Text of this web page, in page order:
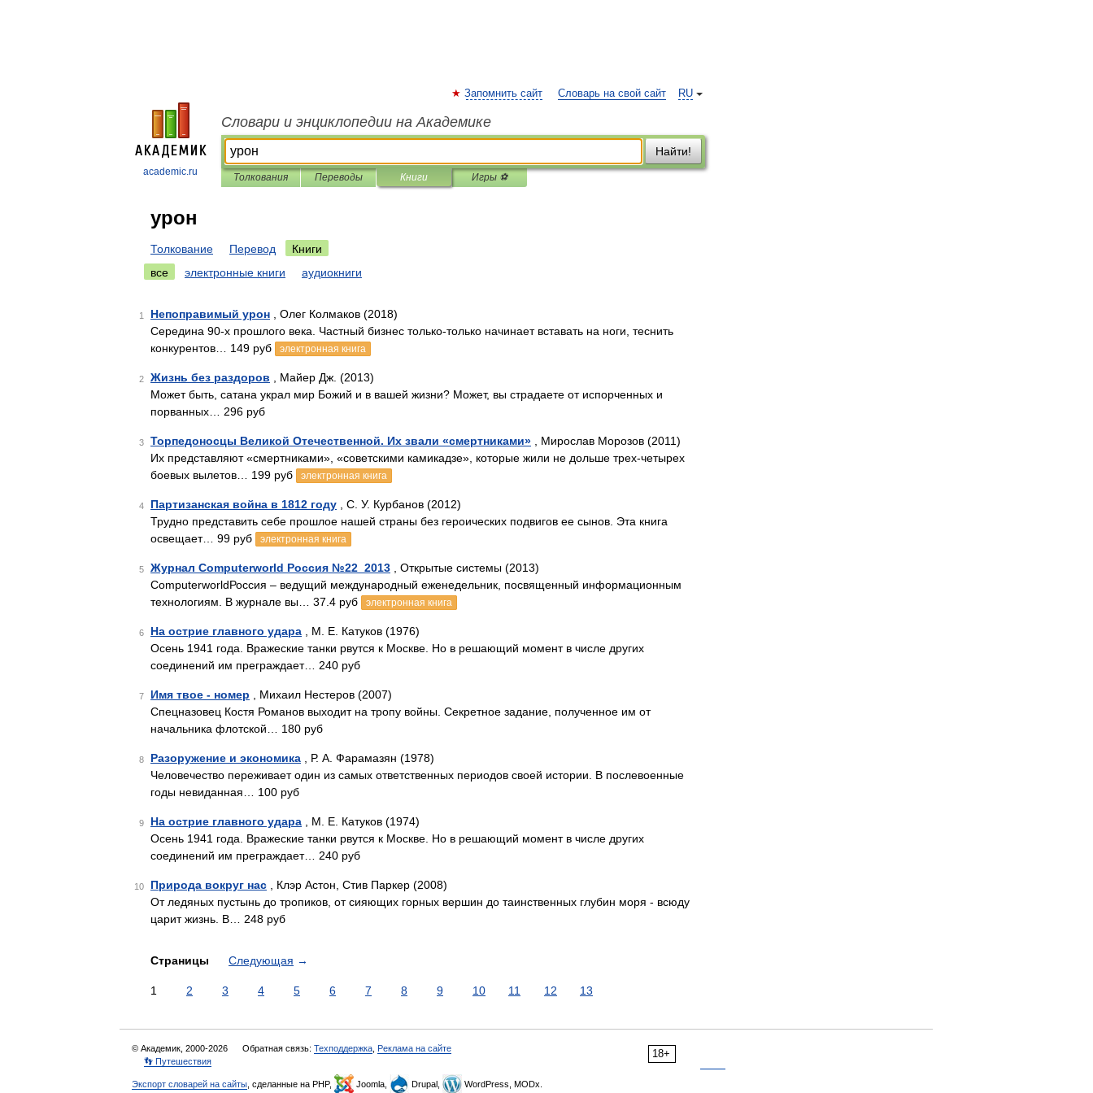
academic.ru
RU
Запомнить сайт Словарь на свой сайт
Словари и энциклопедии на Академике
Найти!
Толкования Переводы Книги Игры ⚽
урон
Толкование Перевод
Книги
все
электронные книги аудиокниги
1 Непоправимый урон , Олег Колмаков (2018)
Середина 90-х прошлого века. Частный бизнес только-только начинает вставать на ноги, теснить
конкурентов… 149 руб
электронная книга
2 Жизнь без раздоров , Майер Дж. (2013)
Может быть, сатана украл мир Божий и в вашей жизни? Может, вы страдаете от испорченных и
порванных… 296 руб
3 Торпедоносцы Великой Отечественной. Их звали «смертниками» , Мирослав Морозов (2011)
Их представляют «смертниками», «советскими камикадзе», которые жили не дольше трех-четырех
боевых вылетов… 199 руб
электронная книга
4 Партизанская война в 1812 году , С. У. Курбанов (2012)
Трудно представить себе прошлое нашей страны без героических подвигов ее сынов. Эта книга
освещает… 99 руб
электронная книга
5 Журнал Computerworld Россия №22_2013 , Открытые системы (2013)
ComputerworldРоссия – ведущий международный еженедельник, посвященный информационным
технологиям. В журнале вы… 37.4 руб
электронная книга
6 На острие главного удара , М. Е. Катуков (1976)
Осень 1941 года. Вражеские танки рвутся к Москве. Но в решающий момент в числе других
соединений им преграждает… 240 руб
7 Имя твое - номер , Михаил Нестеров (2007)
Спецназовец Костя Романов выходит на тропу войны. Секретное задание, полученное им от
начальника флотской… 180 руб
8 Разоружение и экономика , Р. А. Фарамазян (1978)
Человечество переживает один из самых ответственных периодов своей истории. В послевоенные
годы невиданная… 100 руб
9 На острие главного удара , М. Е. Катуков (1974)
Осень 1941 года. Вражеские танки рвутся к Москве. Но в решающий момент в числе других
соединений им преграждает… 240 руб
10 Природа вокруг нас , Клэр Астон, Стив Паркер (2008)
От ледяных пустынь до тропиков, от сияющих горных вершин до таинственных глубин моря - всюду
царит жизнь. В… 248 руб
Страницы Следующая →
1 2 3 4 5 6 7 8 9 10 11 12 13
18+
© Академик, 2000-2026 Обратная связь: Техподдержка Реклама на сайте
👣 Путешествия
Экспорт словарей на сайты , сделанные на PHP, Joomla, Drupal, WordPress, MODx.